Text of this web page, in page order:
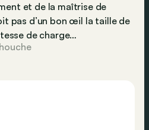
et de la maîtrise de
pas d’un bon œil la taille de
de charge…